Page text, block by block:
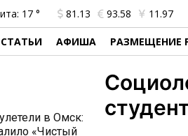
17 ° 81.13 93.58 11.97
СТАТЬИ АФИША РАЗМЕЩЕНИЕ
в Омск:
«Чистый